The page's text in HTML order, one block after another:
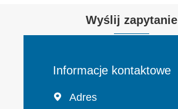
Wyślij zapytanie
Informacje kontaktowe
 Adres